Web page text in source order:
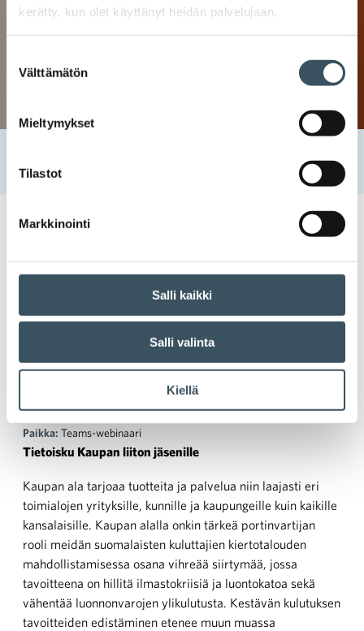
kerätty, kun olet käyttänyt heidän palvelujaan.
valinta
Välttämätön
Mieltymykset
Tilastot
Markkinointi
Salli kaikki
Salli valinta
Kiellä
Kaupan tulevaisuuden kestävyyshaasteet
Kaupan tulevaisuuden
kestävyyshaasteet
Paikka: Teams-webinaari
Tietoisku Kaupan liiton jäsenille
Kaupan ala tarjoaa tuotteita ja palvelua niin laajasti eri
toimialojen yrityksille, kunnille ja kaupungeille kuin kaikille
kansalaisille. Kaupan alalla onkin tärkeä portinvartijan
rooli meidän suomalaisten kuluttajien kiertotalouden
mahdollistamisessa osana vihreää siirtymää, jossa
tavoitteena on hillitä ilmastokriisiä ja luontokatoa sekä
vähentää luonnonvarojen ylikulutusta. Kestävän kulutuksen
tavoitteiden edistäminen etenee muun muassa